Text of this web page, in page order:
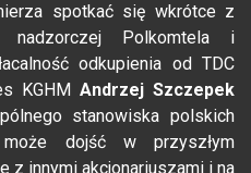
spotkać się wkrótce z
nadzorczej Polkomtela i
odkupienia od TDC
KGHM Andrzej Szczepek
stanowiska polskich
może dojść w przyszłym
z innymi akcjonariuszami i na